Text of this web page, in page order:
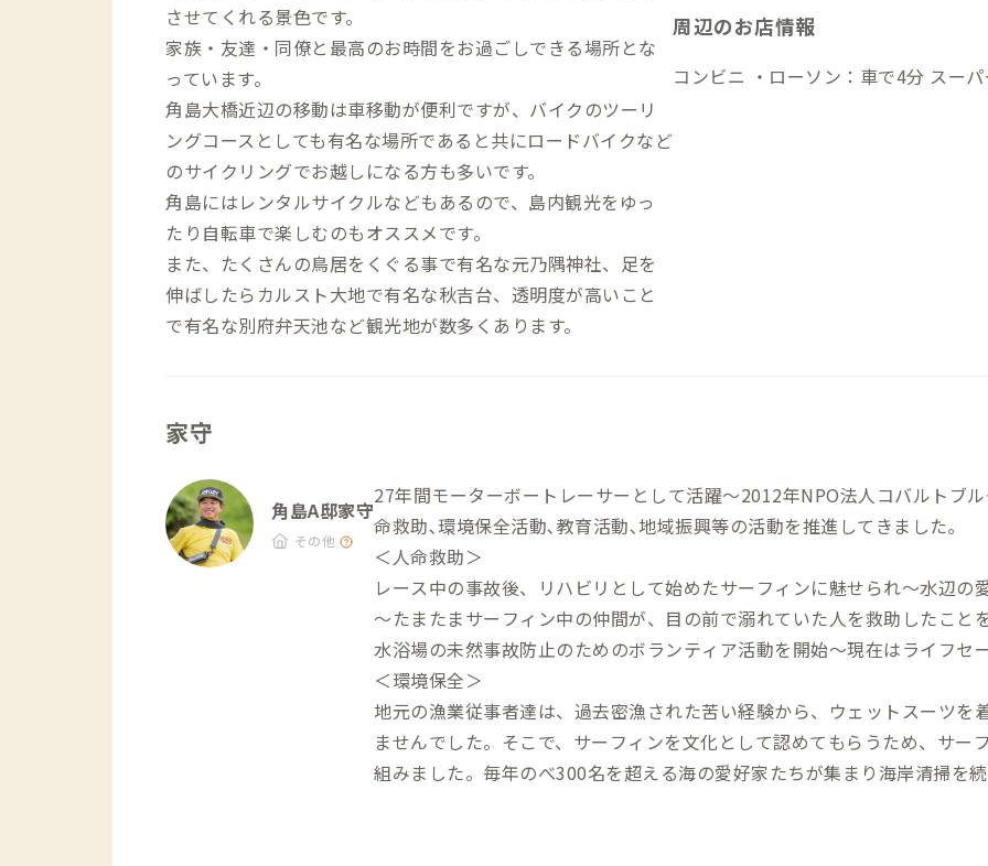
させてくれる景色です。
家族・友達・同僚と最高のお時間をお過ごしできる場所とな
っています。
角島大橋近辺の移動は車移動が便利ですが、バイクのツーリ
ングコースとしても有名な場所であると共にロードバイクなど
のサイクリングでお越しになる方も多いです。
角島にはレンタルサイクルなどもあるので、島内観光をゆっ
たり自転車で楽しむのもオススメです。
また、たくさんの鳥居をくぐる事で有名な元乃隅神社、足を
伸ばしたらカルスト大地で有名な秋吉台、透明度が高いこと
で有名な別府弁天池など観光地が数多くあります。
周辺のお店情報
コンビニ ・
家守
角島A邸家守
その他
27年間モーターボートレーサーとして活躍～2012年NPO法人コバルトブ
命救助､環境保全活動､教育活動､地域振興等の活動を推進してきました｡
＜人命救助＞
レース中の事故後、リハビリとして始めたサーフィンに魅せられ～水辺の
～たまたまサーフィン中の仲間が、目の前で溺れていた人を救助したこと
水浴場の未然事故防止のためのボランティア活動を開始～現在はライフセ
＜環境保全＞
地元の漁業従事者達は、過去密漁された苦い経験から、ウェットスーツを
ませんでした。そこで、サーフィンを文化として認めてもらうため、サー
組みました。毎年のべ300名を超える海の愛好家たちが集まり海岸清掃を